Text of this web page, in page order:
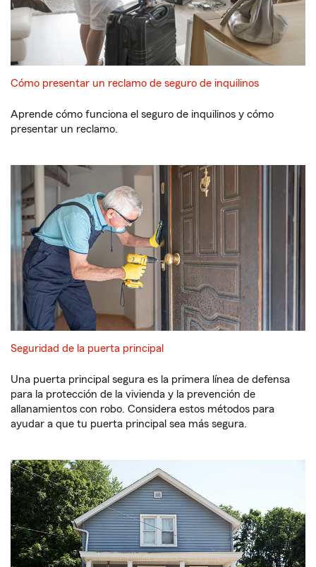
Cómo presentar un reclamo de seguro de inquilinos
Aprende cómo funciona el seguro de inquilinos y cómo
presentar un reclamo.
Seguridad de la puerta principal
Una puerta principal segura es la primera línea de defensa
para la protección de la vivienda y la prevención de
allanamientos con robo. Considera estos métodos para
ayudar a que tu puerta principal sea más segura.